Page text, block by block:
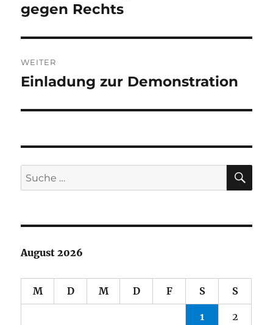
Beitrag:
gegen Rechts
WEITER
Nächster
Einladung zur Demonstration
Suche
nach:
August 2026
M D M D F S S
1 2